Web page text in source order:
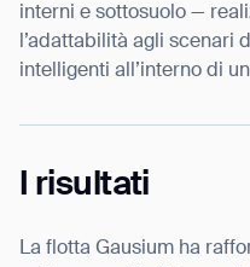
interni e sottosuolo —
l’adattabilità agli scenari
intelligenti all’interno di
I risultati
La flotta Gausium ha